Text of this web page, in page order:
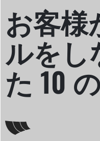
お客様
ルをし
た 10